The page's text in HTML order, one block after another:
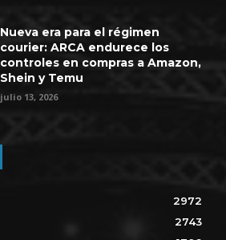
Nueva era para el régimen
courier: ARCA endurece los
controles en compras a Amazon,
Shein y Temu
julio 13, 2026
2972
2743